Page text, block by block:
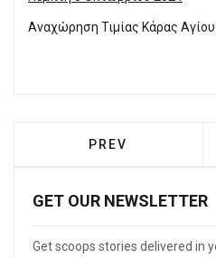
Αναχώρηση Τιμίας Κάρας Αγίου
PREVIOUS
PREV
GET OUR NEWSLETTER
Get scoops stories delivered in